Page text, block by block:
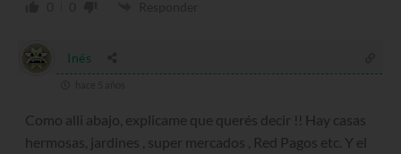
Inés
Como alli abajo, explicame que querés decir !! Hay casas
hermosas, jardines , super mercados , Red Pagos etc. Y el